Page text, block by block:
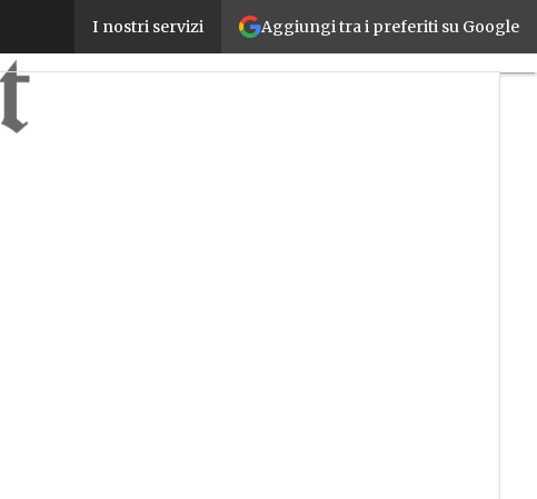
Aggiungi tra i preferiti su Google
I nostri servizi
Open Industry 4.0 Alliance, un’alleanza contro la